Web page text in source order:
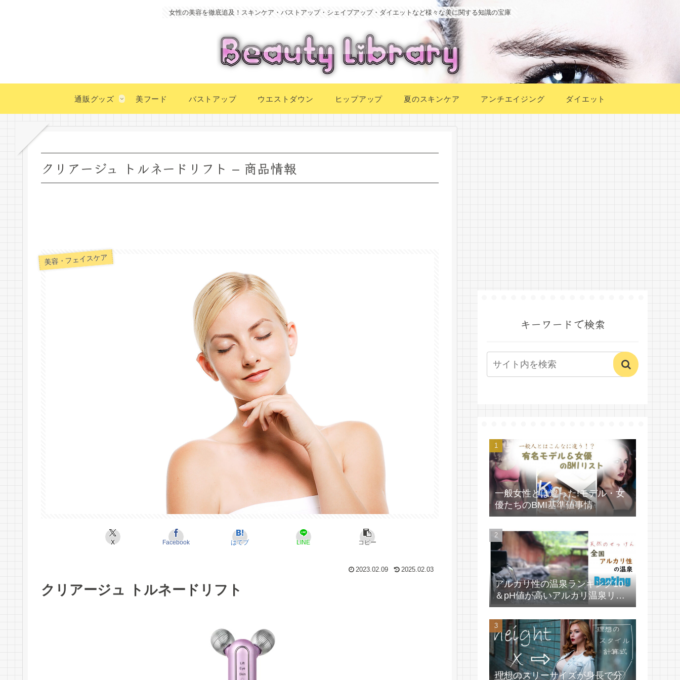
女性の美容を徹底追及！スキンケア・バストアップ・シェイプアップ・ダイエットなど様々な美に関する知識の宝庫
通販グッズ 美フード バストアップ ウエストダウン ヒップアップ 夏のスキンケア アンチエイジング ダイエット
クリアージュ トルネードリフト – 商品情報
美容・フェイスケア
X Facebook はてブ LINE コピー
2023.02.09 2025.02.03
クリアージュ トルネードリフト
キーワードで検索
一般女性とは違った!モデル・女
優たちのBMI基準値事情
アルカリ性の温泉ランキング10
＆pH値が高いアルカリ温泉リス
ト
理想のスリーサイズが身長で分